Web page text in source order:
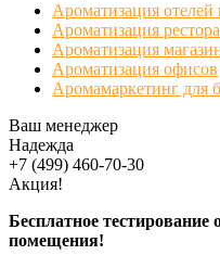
Ароматизация отелей
Ароматизация
Ароматизация
Ароматизация офисов
Аромамаркетинг для
Ваш менеджер
Надежда
+7 (499) 460-70-30
Акция!
Бесплатное тестирование
помещения!